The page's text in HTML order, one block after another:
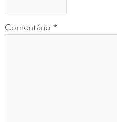
Comentário *